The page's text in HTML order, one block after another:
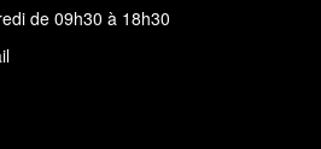
de 09h30 à 18h30